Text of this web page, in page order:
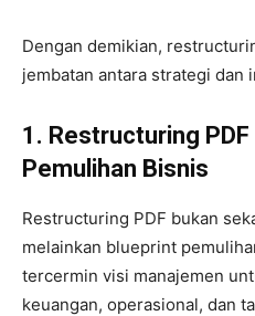
Dengan demikian,
jembatan antara strategi dan
1. Restructuring
Pemulihan Bisnis
Restructuring PDF bukan
melainkan blueprint
tercermin visi manajemen
keuangan, operasional, dan